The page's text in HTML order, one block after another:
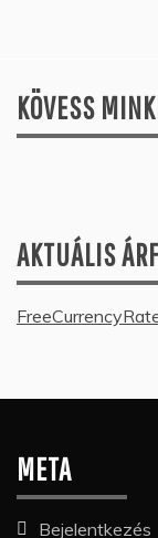
KÖVESS
AKTUÁLIS
META
Bejelentkezés